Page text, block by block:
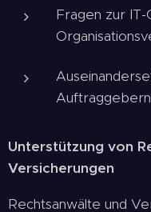
Fragen zur IT-
Unterstützung von
Versicherungen
Rechtsanwälte und